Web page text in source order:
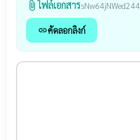
attach_file ไฟล์เอกสาร
linkคัดลอกลิงก์